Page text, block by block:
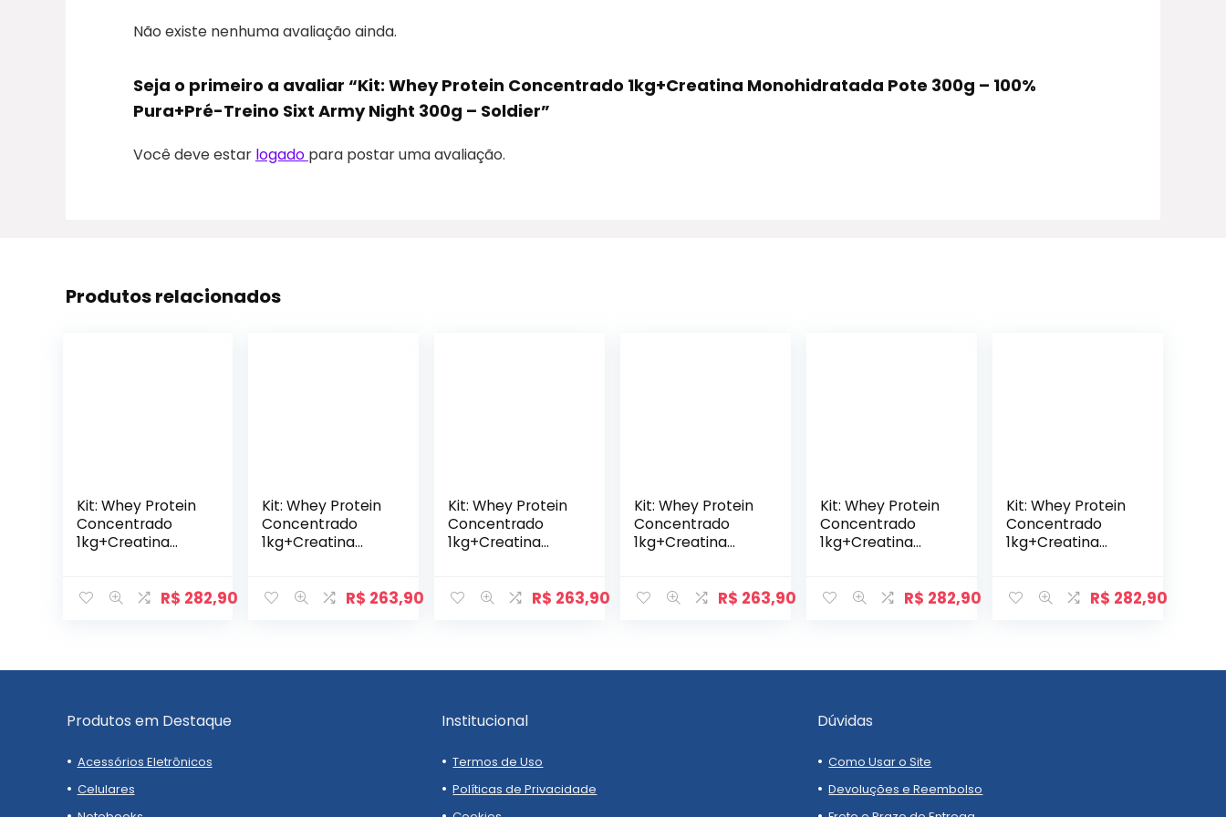
Não existe nenhuma avaliação ainda.
Seja o primeiro a avaliar “Kit: Whey Protein Concentrado 1kg+Creatina Monohidratada Pote 300g – 100%
Pura+Pré-Treino Sixt Army Night 300g – Soldier”
Você deve estar logado para postar uma avaliação.
Produtos relacionados
Kit: Whey Protein
Concentrado
1kg+Creatina
Pura+Pré-Treino
R$ 282,90
Kit: Whey Protein
Concentrado
1kg+Creatina
Pura+Pré-Treino
R$ 263,90
Kit: Whey Protein
Concentrado
1kg+Creatina
Pura+Pré-Treino
R$ 263,90
Kit: Whey Protein
Concentrado
1kg+Creatina
Pura+Pré-Treino
R$ 263,90
Kit: Whey Protein
Concentrado
1kg+Creatina
Pura+Pré-Treino
R$ 282,90
Kit: Whey Protein
Concentrado
1kg+Creatina
Pura+Pré-Treino
R$ 282,90
Produtos em Destaque
Acessórios Eletrônicos
Celulares
Institucional
Termos de Uso
Políticas de Privacidade
Dúvidas
Como Usar o Site
Devoluções e Reembolso